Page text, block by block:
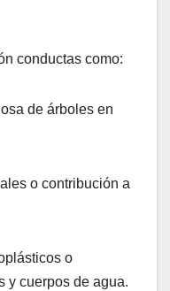
conductas como:
de árboles en
o contribución a
o
y cuerpos de agua.